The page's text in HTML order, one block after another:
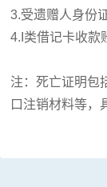
3.受遗赠人身份证
4. I类借记卡收款
注：死亡证明包
口注销材料等，